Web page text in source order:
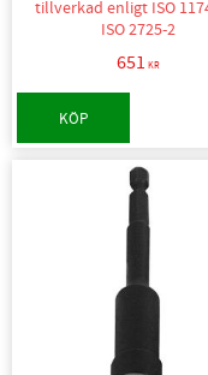
tillverkad enligt ISO
ISO 2725-2
651 KR
KÖP